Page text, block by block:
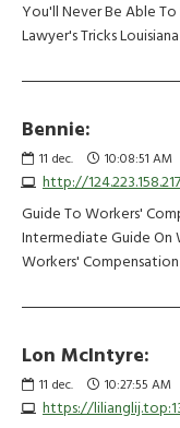
You'll Never Be Able
Lawyer's Tricks
Bennie:
11 dec. 10:08:51 AM
Guide To Workers'
Intermediate Guide On
Workers'
Lon McIntyre:
11 dec. 10:27:55 AM